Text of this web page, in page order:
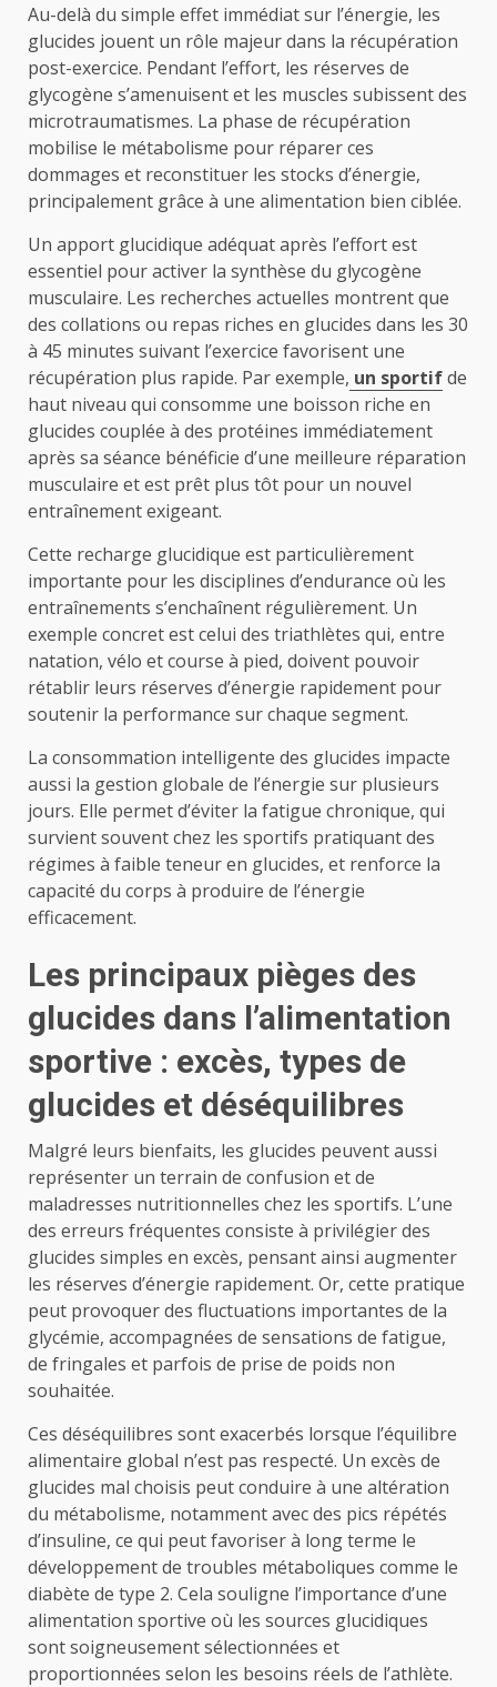
Au-delà du simple effet immédiat sur l’énergie, les
glucides jouent un rôle majeur dans la récupération
post-exercice. Pendant l’effort, les réserves de
glycogène s’amenuisent et les muscles subissent des
microtraumatismes. La phase de récupération
mobilise le métabolisme pour réparer ces
dommages et reconstituer les stocks d’énergie,
principalement grâce à une alimentation bien ciblée.
Un apport glucidique adéquat après l’effort est
essentiel pour activer la synthèse du glycogène
musculaire. Les recherches actuelles montrent que
des collations ou repas riches en glucides dans les 30
à 45 minutes suivant l’exercice favorisent une
récupération plus rapide. Par exemple, un sportifde
haut niveau qui consomme une boisson riche en
glucides couplée à des protéines immédiatement
après sa séance bénéficie d’une meilleure réparation
musculaire et est prêt plus tôt pour un nouvel
entraînement exigeant.
Cette recharge glucidique est particulièrement
importante pour les disciplines d’endurance où les
entraînements s’enchaînent régulièrement. Un
exemple concret est celui des triathlètes qui, entre
natation, vélo et course à pied, doivent pouvoir
rétablir leurs réserves d’énergie rapidement pour
soutenir la performance sur chaque segment.
La consommation intelligente des glucides impacte
aussi la gestion globale de l’énergie sur plusieurs
jours. Elle permet d’éviter la fatigue chronique, qui
survient souvent chez les sportifs pratiquant des
régimes à faible teneur en glucides, et renforce la
capacité du corps à produire de l’énergie
efficacement.
Les principaux pièges des
glucides dans l’alimentation
sportive : excès, types de
glucides et déséquilibres
Malgré leurs bienfaits, les glucides peuvent aussi
représenter un terrain de confusion et de
maladresses nutritionnelles chez les sportifs. L’une
des erreurs fréquentes consiste à privilégier des
glucides simples en excès, pensant ainsi augmenter
les réserves d’énergie rapidement. Or, cette pratique
peut provoquer des fluctuations importantes de la
glycémie, accompagnées de sensations de fatigue,
de fringales et parfois de prise de poids non
souhaitée.
Ces déséquilibres sont exacerbés lorsque l’équilibre
alimentaire global n’est pas respecté. Un excès de
glucides mal choisis peut conduire à une altération
du métabolisme, notamment avec des pics répétés
d’insuline, ce qui peut favoriser à long terme le
développement de troubles métaboliques comme le
diabète de type 2. Cela souligne l’importance d’une
alimentation sportive où les sources glucidiques
sont soigneusement sélectionnées et
proportionnées selon les besoins réels de l’athlète.